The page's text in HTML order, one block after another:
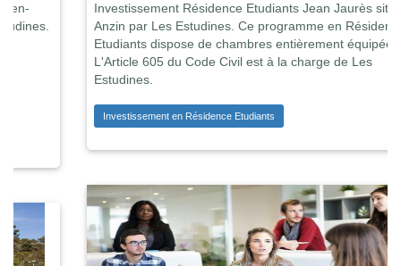
Investissement Résidence Etudiants Jean Jaurès située à
Anzin par Les Estudines. Ce programme en Résidence
Etudiants dispose de chambres entièrement équipées .
L'Article 605 du Code Civil est à la charge de Les
Investissement en Résidence Etudiants